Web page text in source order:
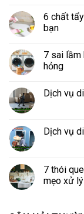
6 chất
bạn
7 sai lầm
hỏng
Dịch vụ
Dịch vụ
7 thói
mẹo xử